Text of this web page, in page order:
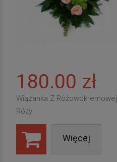
180.00 zł
Wiązanka Z Różowokremowej
Róży
Więcej